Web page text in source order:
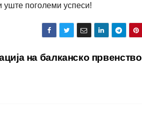
уште поголеми успеси!
на балканско првенство